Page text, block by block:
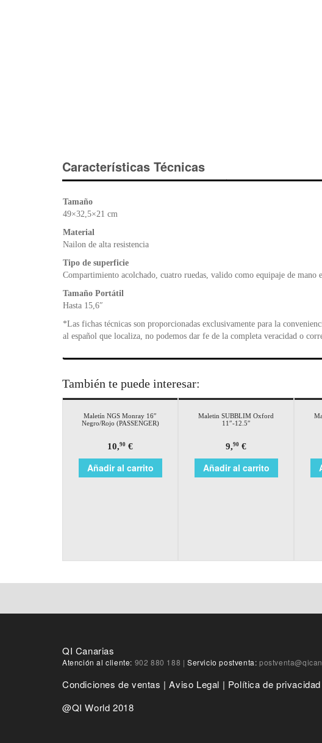
Características Técnicas
Tamaño
49×32,5×21 cm
Material
Nailon de alta resistencia
Tipo de superficie
Compartimiento acolchado, cuatro ruedas, valido como equipaje de mano
Tamaño Portátil
Hasta 15,6″
*Las fichas técnicas son proporcionadas exclusivamente para la
al español que localiza, no podemos dar fe de la completa veracidad o
También te puede interesar:
Maletín NGS Monray 16″
Negro/Rojo (PASSENGER)
10,90 €
Añadir al carrito
Maletin SUBBLIM Oxford
11″-12.5″
9,90 €
Añadir al carrito
QI Canarias
Atención al cliente: 902 880 188 | Servicio postventa:
Condiciones de ventas |Aviso Legal | Política de privacidad
@QI World 2018